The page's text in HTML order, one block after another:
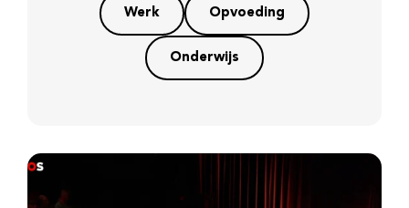
Werk Opvoeding
Onderwijs